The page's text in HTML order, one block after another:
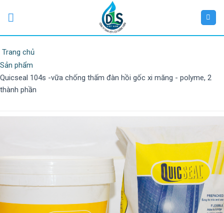
Trang chủ
Sản phẩm
Quicseal 104s -vữa chống thấm đàn hồi gốc xi măng - polyme, 2
thành phần